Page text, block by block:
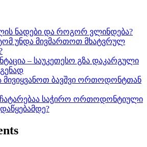
ნადები და როგორ ვლინდება?
უნდა მივმართოთ მხატვრულ
– საუკეთესო გზა დაკარგული
მივიყვანოთ ბავშვი ორთოდონტთან
ჩატარებაა საჭირო ორთოდონტიული